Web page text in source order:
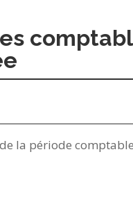
la période comptable